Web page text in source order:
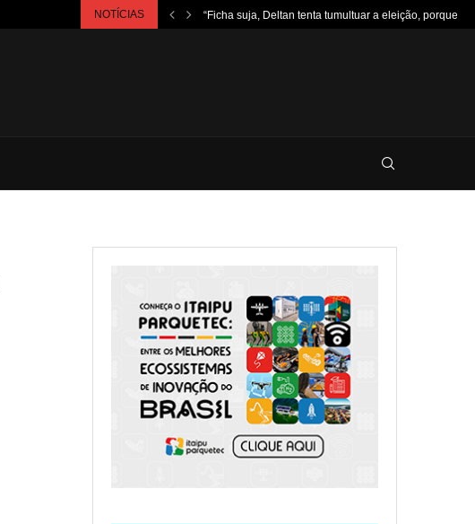
NOTÍCIAS “Ficha suja, Deltan tenta tumultuar a eleição, porque...